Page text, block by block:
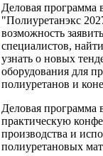
Деловая программа
"Полиуретанэкс
возможность
специалистов,
узнать о новых
оборудования для
полиуретанов и
Деловая программа
практическую
производства и
полиуретановых